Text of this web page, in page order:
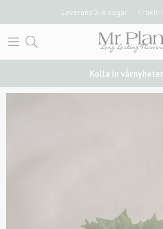
Leverans 3-8 dagar
Kolla in